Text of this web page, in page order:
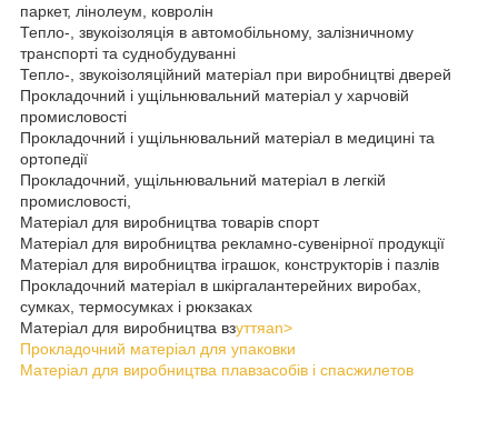
паркет, лінолеум, ковролін
Тепло-, звукоізоляція в автомобільному, залізничному
транспорті та суднобудуванні
Тепло-, звукоізоляційний матеріал при виробництві дверей
Прокладочний і ущільнювальний матеріал у харчовій
промисловості
Прокладочний і ущільнювальний матеріал в медицині та
ортопедії
Прокладочний, ущільнювальний матеріал в легкій
промисловості,
Матеріал для виробництва товарів спорт
Матеріал для виробництва рекламно-сувенірної продукції
Матеріал для виробництва іграшок, конструкторів і пазлів
Прокладочний матеріал в шкіргалантерейних виробах,
сумках, термосумках і рюкзаках
Матеріал для виробництва взуттяan>
Прокладочний матеріал для упаковки
Матеріал для виробництва плавзасобів і спасжилетов